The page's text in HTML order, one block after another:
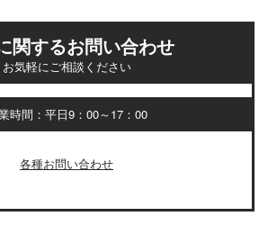
関するお問い合わせ
お気軽にご相談ください
時間：平日9：00～17：00
各種お問い合わせ